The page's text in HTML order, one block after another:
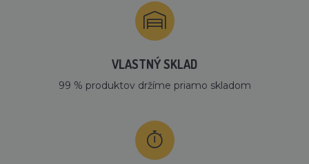
VLASTNÝ SKLAD
99 % produktov držíme priamo skladom